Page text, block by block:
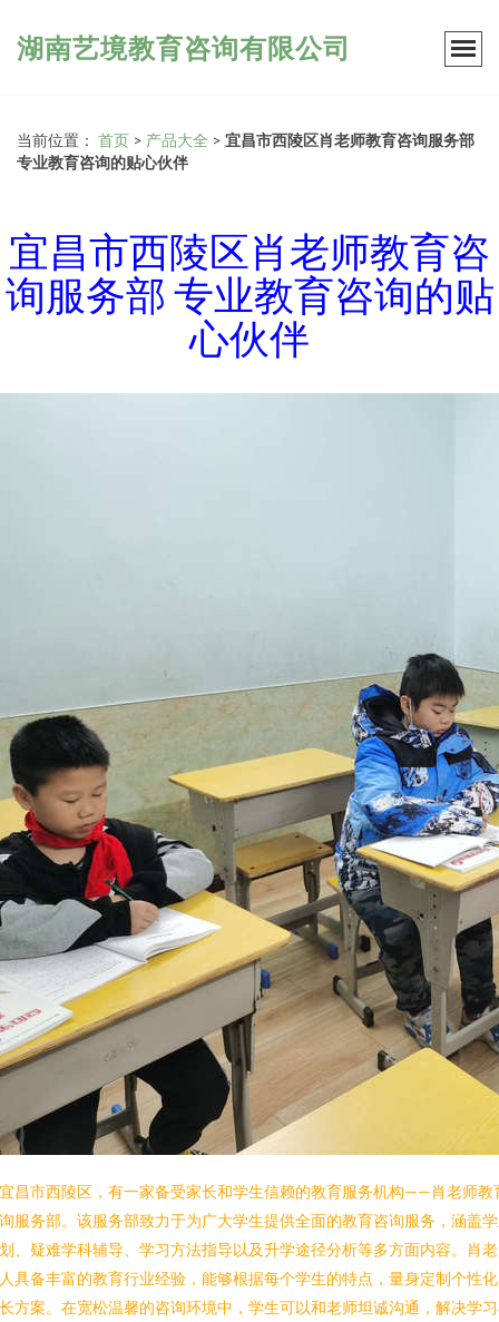
湖南艺境教育咨询有限公司
当前位置： 首页 > 产品大全 > 宜昌市西陵区肖老师教育咨询服务部
专业教育咨询的贴心伙伴
宜昌市西陵区肖老师教育咨
询服务部 专业教育咨询的贴
心伙伴
昌市西陵区，有一家备受家长和学生信赖的教育服务机构——肖老师教
服务部。该服务部致力于为广大学生提供全面的教育咨询服务，涵盖
、疑难学科辅导、学习方法指导以及升学途径分析等多方面内容。肖
具备丰富的教育行业经验，能够根据每个学生的特点，量身定制个性
方案。在宽松温馨的咨询环境中，学生可以和老师坦诚沟通，解决学